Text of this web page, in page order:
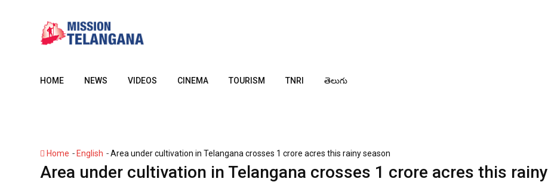
HOME NEWS VIDEOS CINEMA TOURISM TNRI తెలుగు
Home - English -Area under cultivation in Telangana crosses 1 crore acres this rainy season
Area under cultivation in Telangana crosses 1 crore acres this rainy